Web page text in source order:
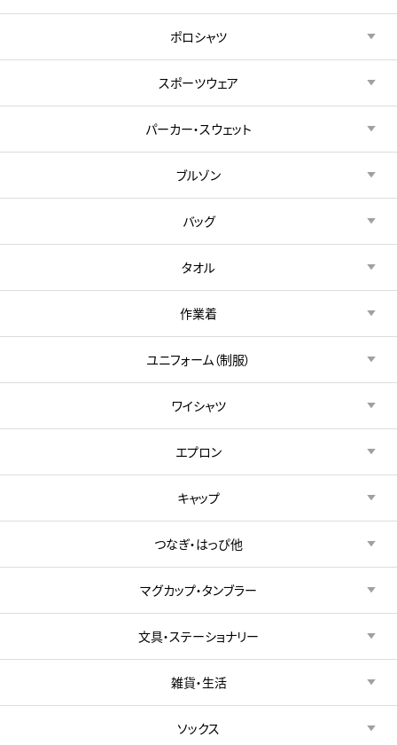
ポロシャツ
スポーツウェア
パーカー・スウェット
ブルゾン
バッグ
タオル
作業着
ユニフォーム（制服）
ワイシャツ
エプロン
キャップ
つなぎ・はっぴ他
マグカップ・タンブラー
文具・ステーショナリー
雑貨・生活
ソックス